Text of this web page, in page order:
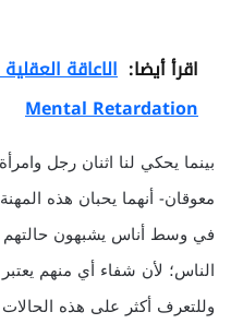
اقرأ أيضا:
Mental Retardation
بينما يحكي لنا اثنان رجل
معوقان- أنهما يحبان هذه
في وسط أناس يشبهون حالتهم
الناس؛ لأن شفاء أي منهم
وللتعرف أكثر على هذه الحالات